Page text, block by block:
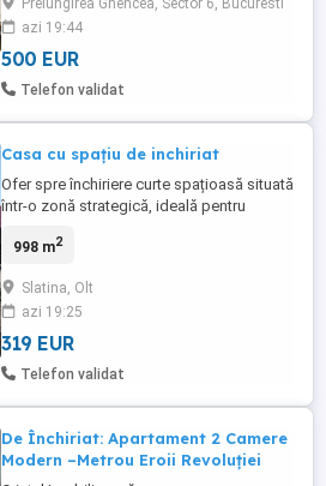
compartimentare decomandata si finisaje
moderne, totodata si terasa proprie(curte)
de 120 mp. Podelele ...
Prelungirea Ghencea, Sector 6, Bucuresti
azi 19:44
500 EUR
Telefon validat
Casa cu spațiu de inchiriat
Ofer spre închiriere curte spațioasă situată
într-o zonă strategică, ideală pentru
depozitare. Locație excelentă: Poziționată
exact la intersecție de drumuri lângă stația
de autobuz intrare din două străzi. Oferă
acces rapid, ...
998 m2
Slatina, Olt
azi 19:25
319 EUR
Telefon validat
De Închiriat: Apartament 2 Camere
Modern –Metrou Eroii Revoluției